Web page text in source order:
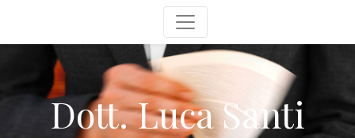
Dott. Luca Santi